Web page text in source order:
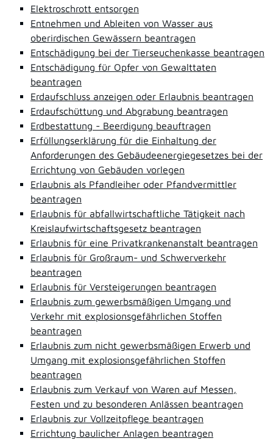
Elektroschrott entsorgen
Entnehmen und Ableiten von Wasser aus
oberirdischen Gewässern beantragen
Entschädigung bei der Tierseuchenkasse beantragen
Entschädigung für Opfer von Gewalttaten
beantragen
Erdaufschluss anzeigen oder Erlaubnis beantragen
Erdaufschüttung und Abgrabung beantragen
Erdbestattung - Beerdigung beauftragen
Erfüllungserklärung für die Einhaltung der
Anforderungen des Gebäudeenergiegesetzes bei der
Errichtung von Gebäuden vorlegen
Erlaubnis als Pfandleiher oder Pfandvermittler
beantragen
Erlaubnis für abfallwirtschaftliche Tätigkeit nach
Kreislaufwirtschaftsgesetz beantragen
Erlaubnis für eine Privatkrankenanstalt beantragen
Erlaubnis für Großraum- und Schwerverkehr
beantragen
Erlaubnis für Versteigerungen beantragen
Erlaubnis zum gewerbsmäßigen Umgang und
Verkehr mit explosionsgefährlichen Stoffen
beantragen
Erlaubnis zum nicht gewerbsmäßigen Erwerb und
Umgang mit explosionsgefährlichen Stoffen
beantragen
Erlaubnis zum Verkauf von Waren auf Messen,
Festen und zu besonderen Anlässen beantragen
Erlaubnis zur Vollzeitpflege beantragen
Errichtung baulicher Anlagen beantragen